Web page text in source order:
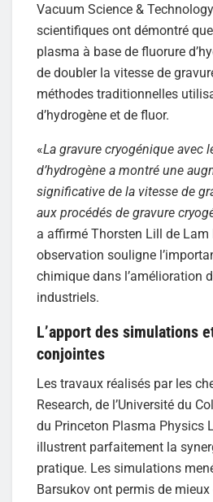
Vacuum Science &
scientifiques ont démontré que
plasma à base de fluorure
de doubler la vitesse de
méthodes traditionnelles
d’hydrogène et de fluor.
«La gravure cryogénique avec
d’hydrogène a montré une
significative de la vitesse de
aux procédés de gravure
a affirmé Thorsten Lill de Lam
observation souligne
chimique dans l’amélioration
industriels.
L’apport des simulations
conjointes
Les travaux réalisés par les
Research, de l’Université du
du Princeton Plasma Physics
illustrent parfaitement la
pratique. Les simulations
Barsukov ont permis de